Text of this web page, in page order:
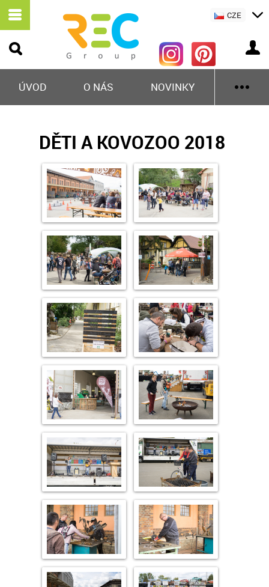
ÚVOD O NÁS NOVINKY
CZE
DĚTI A KOVOZOO 2018